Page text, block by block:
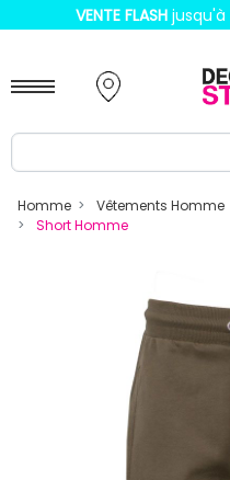
VENTE FLASH jusqu'à
Homme Vêtements Homme
Short Homme